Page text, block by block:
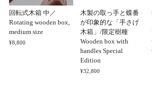
がとうございました。 気に入っ
たご様子で私たちも大変嬉しく
ぜひ永くご愛用いただけました
回転式木箱 中／
Rotating wooden box,
medium size
¥8,800
木製の取っ手と蝶番
が印象的な「手さげ
木箱」/限定樹種
Wooden box with
handles Special
Edition
¥32,800